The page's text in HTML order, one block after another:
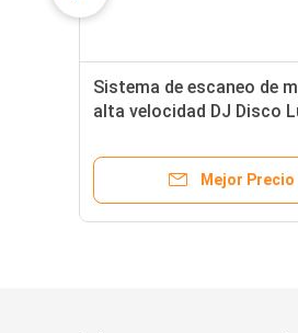
Sistema de escaneo de
alta velocidad DJ Disco
de club nocturno
Mejor Precio